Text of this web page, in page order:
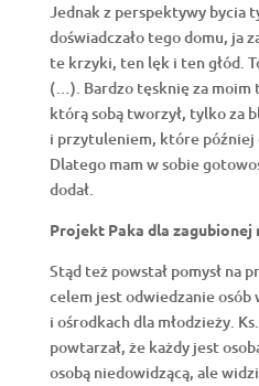
Jednak z perspektywy bycia
doświadczało tego domu, ja
te krzyki, ten lęk i ten głód.
(…). Bardzo tęsknię za moim
którą sobą tworzył, tylko za
i przytuleniem, które później
Dlatego mam w sobie
dodał.
Projekt Paka dla zagubionej
Stąd też powstał pomysł na
celem jest odwiedzanie osób
i ośrodkach dla młodzieży.
powtarzał, że każdy jest
osobą niedowidzącą, ale